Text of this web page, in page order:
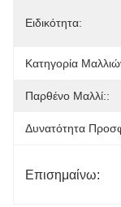
Ειδικότητα:
Κατηγορία
Παρθένο Μαλλί::
Δυνατότητα
Επισημαίνω: